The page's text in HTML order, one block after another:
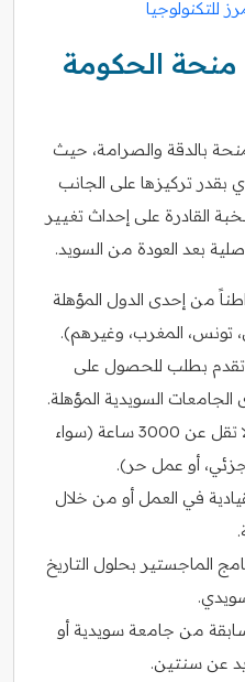
للتكنولوجيا
الحكومة
بالدقة والصرامة، حيث
بقدر تركيزها على الجانب
القادرة على إحداث تغيير
بعد العودة من السويد.
من إحدى الدول المؤهلة
تونس، المغرب، وغيرهم).
بطلب للحصول على
السويدية المؤهلة.
امتلاك خبرة عمل مثبتة لا تقل عن 3000 ساعة (سواء
أو عمل حر).
في العمل أو من خلال
الماجستير بحلول التاريخ
من جامعة سويدية أو
عن سنتين.